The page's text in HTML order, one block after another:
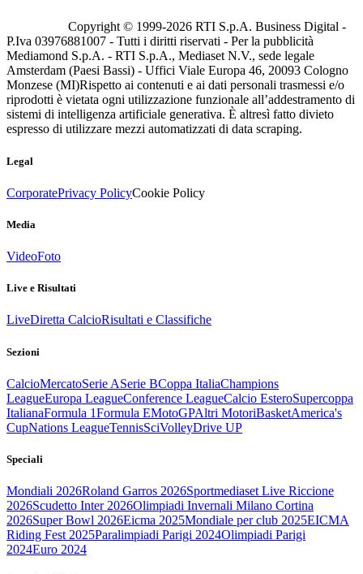
Copyright © 1999-2026 RTI S.p.A. Business Digital -
P.Iva 03976881007 - Tutti i diritti riservati - Per la pubblicità
Mediamond S.p.A. - RTI S.p.A., Mediaset N.V., sede legale
Amsterdam (Paesi Bassi) - Uffici Viale Europa 46, 20093 Cologno
Monzese (MI)Rispetto ai contenuti e ai dati personali trasmessi e/o
riprodotti è vietata ogni utilizzazione funzionale all’addestramento di
sistemi di intelligenza artificiale generativa. È altresì fatto divieto
espresso di utilizzare mezzi automatizzati di data scraping.
Legal
CorporatePrivacy PolicyCookie Policy
Media
VideoFoto
Live e Risultati
LiveDiretta CalcioRisultati e Classifiche
Sezioni
CalcioMercatoSerie ASerie BCoppa ItaliaChampions
LeagueEuropa LeagueConference LeagueCalcio EsteroSupercoppa
ItalianaFormula 1Formula EMotoGPAltri MotoriBasketAmerica's
CupNations LeagueTennisSciVolleyDrive UP
Speciali
Mondiali 2026Roland Garros 2026Sportmediaset Live Riccione
2026Scudetto Inter 2026Olimpiadi Invernali Milano Cortina
2026Super Bowl 2026Eicma 2025Mondiale per club 2025EICMA
Riding Fest 2025Paralimpiadi Parigi 2024Olimpiadi Parigi
2024Euro 2024